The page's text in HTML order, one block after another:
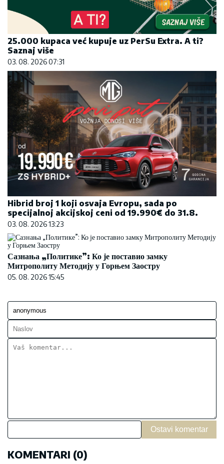
25.000 kupaca već kupuje uz PerSu Extra. A ti?
Saznaj više
03. 08. 2026 07:31
Hibrid broj 1 koji osvaja Evropu, sada po
specijalnoj akcijskoj ceni od 19.990€ do 31.8.
03. 08. 2026 13:23
Сазнања „Политике”: Ко је поставио замку
Митрополиту Методију у Горњем Заостру
05. 08. 2026 15:45
Ostavi komentar
KOMENTARI (0)